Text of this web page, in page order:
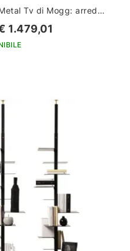
Scopri la libreria Adelaide Metal Tv di Mogg: arredamento casa di design
1.479,01